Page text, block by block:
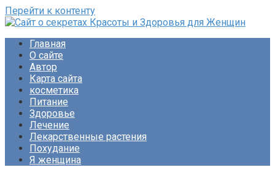
Перейти к контенту
Раскройте тайны ухода за собой, питания и народной
медицины. Советы по похудению и обретению женского
счастья. Будьте прекрасны!
Главная
О сайте
Автор
Карта сайта
косметика
Питание
Здоровье
Лечение
Лекарственные растения
Похудание
Я женщина